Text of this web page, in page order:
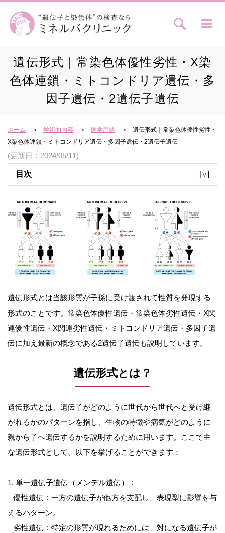
遺伝形式｜常染色体優性劣性・X染
色体連鎖・ミトコンドリア遺伝・多
因子遺伝・2遺伝子遺伝
ホーム 学術的内容 医学用語
遺伝形式｜常染色体優性劣性・
X染色体連鎖・ミトコンドリア遺伝・多因子遺伝・2遺伝子遺伝
(更新日：2024/05/11)
目次 [∨]
遺伝形式とは当該形質が子孫に受け渡されて性質を発現する
形式のことです。常染色体優性遺伝・常染色体劣性遺伝・X関
連優性遺伝・X関連劣性遺伝・ミトコンドリア遺伝・多因子遺
伝に加え最新の概念である2遺伝子遺伝も説明しています。
遺伝形式とは？
遺伝形式とは、遺伝子がどのように世代から世代へと受け継
がれるかのパターンを指し、生物の特徴や病気がどのように
親から子へ遺伝するかを説明するために用います。ここで主
な遺伝形式として、以下を挙げることができます：
1. 単一遺伝子遺伝（メンデル遺伝）：
– 優性遺伝：一方の遺伝子が他方を支配し、表現型に影響を与
えるパターン。
– 劣性遺伝：特定の形質が現れるためには、対になる遺伝子が